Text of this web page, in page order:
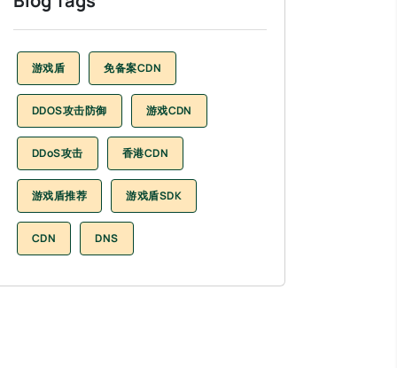
游戏盾 免备案CDN
DDOS攻击防御 游戏CDN
DDoS攻击 香港CDN
游戏盾推荐 游戏盾SDK
CDN DNS